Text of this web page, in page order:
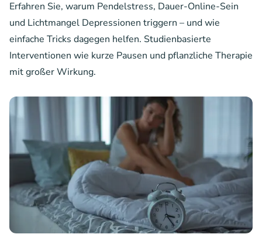
Erfahren Sie, warum Pendelstress, Dauer-Online-Sein
und Lichtmangel Depressionen triggern – und wie
einfache Tricks dagegen helfen. Studienbasierte
Interventionen wie kurze Pausen und pflanzliche Therapie
mit großer Wirkung.